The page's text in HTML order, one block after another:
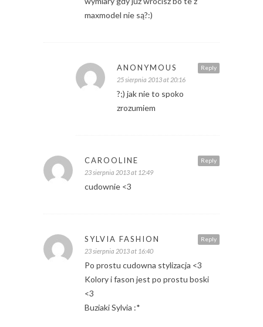
maxmodel nie są?:)
Reply
ANONYMOUS
25 sierpnia 2013 at 20:16
?;) jak nie to spoko
zrozumiem
Reply
CAROOLINE
23 sierpnia 2013 at 12:49
cudownie <3
Reply
SYLVIA FASHION
23 sierpnia 2013 at 16:40
Po prostu cudowna stylizacja <3
Kolory i fason jest po prostu boski
<3
Buziaki Sylvia :*